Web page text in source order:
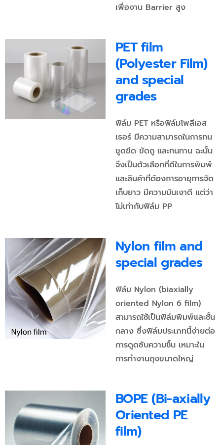
เพื่องาน Barrier สูง
PET film
(Polyester Film)
and special
grades
ฟิล์ม PET หรือฟิล์มโพลีเอส
เธอร์ มีความสามารถในการทน
ขูดขีด ขัดถู และทนทาน ฉะนั้น
จึงเป็นตัวเลือกที่ดีในการพิมพ์
และสินค้าที่ต้องการอายุการจัด
เก็บยาว มีความมันเงาดี แต่ว่า
ไม่เท่ากับฟิล์ม PP
Nylon film and
special grades
ฟิล์ม Nylon (biaxially
oriented Nylon 6 film)
สามารถใช้เป็นฟิล์มพิมพ์และชั้น
กลาง ซึ่งฟิล์มประเภทนี้ง่ายต่อ
การดูดซับความชื้น เหมาะใน
การทำงานถุงขนาดใหญ่
BOPE (Bi-axially
Oriented PE
film)